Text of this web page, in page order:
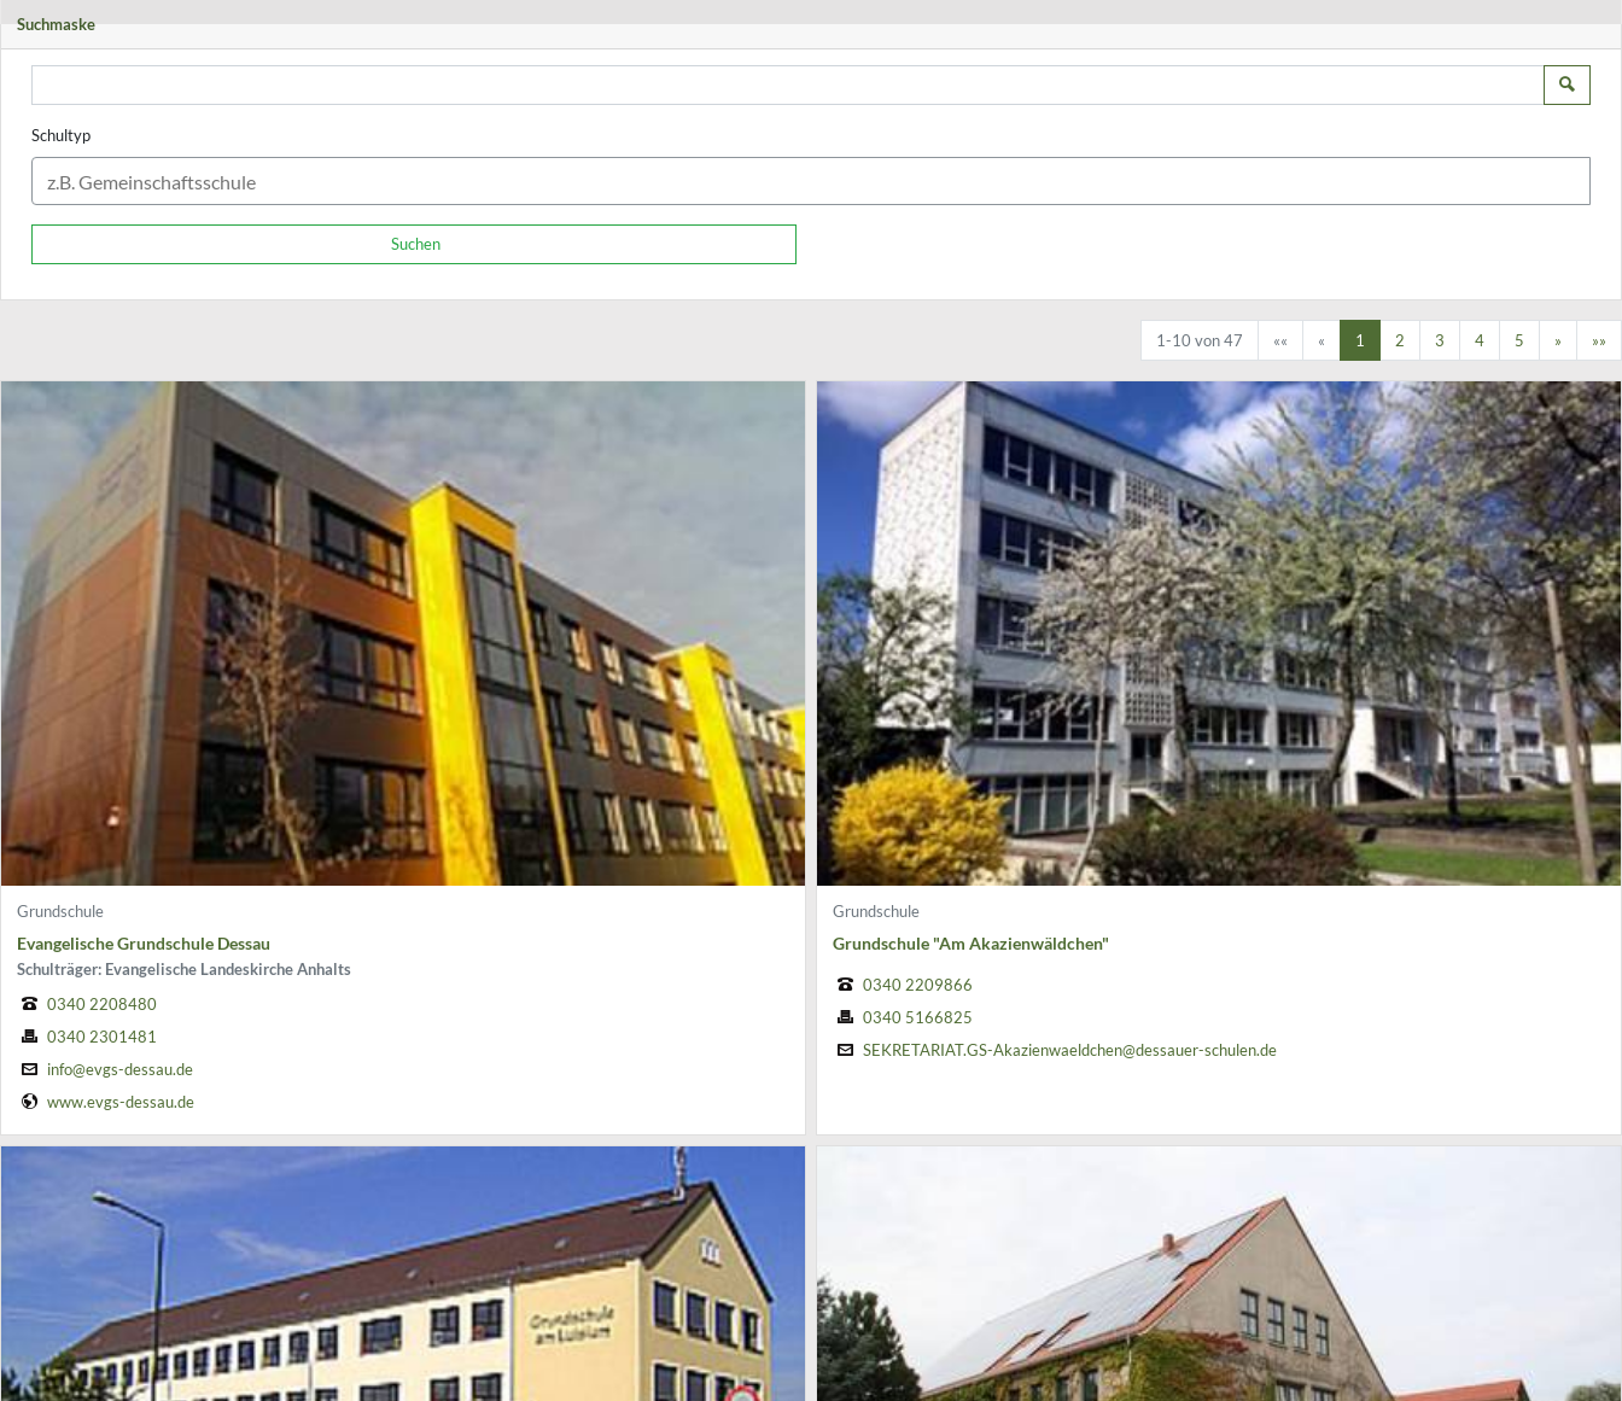
Suchmaske
Schultyp
Suchen
1-10 von 47 «« « 1 2 3 4 5 » »»
Grundschule
Evangelische Grundschule Dessau
Schulträger: Evangelische Landeskirche Anhalts
0340 2208480
0340 2301481
info@evgs-dessau.de
www.evgs-dessau.de
Grundschule
Grundschule "Am Akazienwäldchen"
0340 2209866
0340 5166825
SEKRETARIAT.GS-Akazienwaeldchen@dessauer-schulen.de